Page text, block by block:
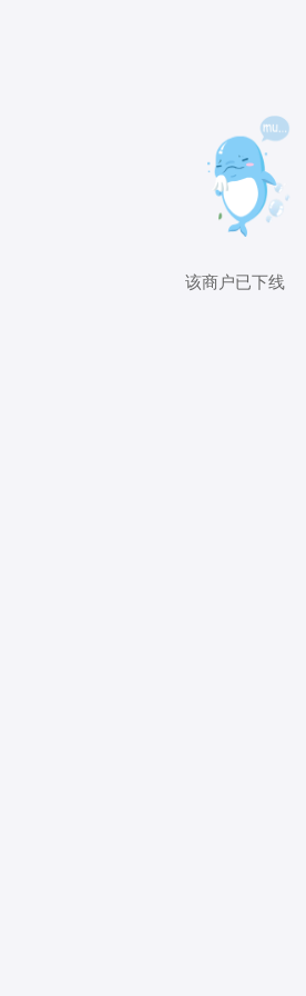
该商户已下线